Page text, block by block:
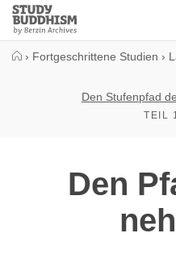
Close
Study
Buddhism
› Fortgeschrittene Studien ›
Den Stufenpfad
TEIL
Den